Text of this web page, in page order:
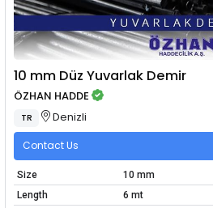
10 mm Düz Yuvarlak Demir
ÖZHAN HADDE
TR Denizli
Contact Us
Size
10 mm
Length
6 mt